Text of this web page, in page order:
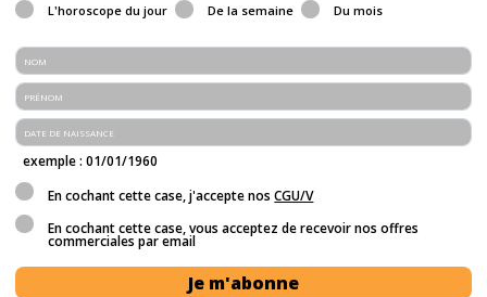
L'horoscope du jour De la semaine Du mois
exemple : 01/01/1960
En cochant cette case, j'accepte nosCGU/V
En cochant cette case, vous acceptez de recevoir nos offres
commerciales par email
Je m'abonne